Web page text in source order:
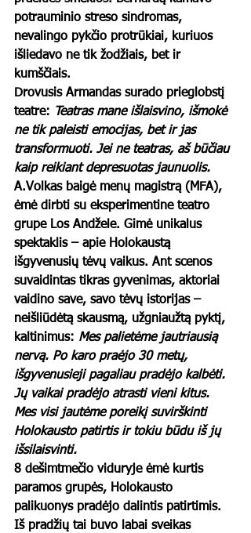
potrauminio streso sindromas,
nevalingo pykčio protrūkiai, kuriuos
išliedavo ne tik žodžiais, bet ir
kumščiais.
Drovusis Armandas surado prieglobstį
teatre:
Teatras mane išlaisvino, išmokė
ne tik paleisti emocijas, bet ir jas
transformuoti. Jei ne teatras, aš būčiau
kaip reikiant depresuotas jaunuolis.
A.Volkas baigė menų magistrą (MFA),
ėmė dirbti su eksperimentine teatro
grupe Los Andžele. Gimė unikalus
spektaklis – apie Holokaustą
išgyvenusių tėvų vaikus. Ant scenos
suvaidintas tikras gyvenimas, aktoriai
vaidino save, savo tėvų istorijas –
neišliūdėtą skausmą, užgniaužtą pyktį,
kaltinimus: Mes palietėme jautriausią
nervą. Po karo praėjo 30 metų,
išgyvenusieji pagaliau pradėjo kalbėti.
Jų vaikai pradėjo atrasti vieni kitus.
Mes visi jautėme poreikį suvirškinti
Holokausto patirtis ir tokiu būdu iš jų
išsilaisvinti.
8 dešimtmečio viduryje ėmė kurtis
paramos grupės, Holokausto
palikuonys pradėjo dalintis patirtimis.
Iš pradžių tai buvo labai sveikas